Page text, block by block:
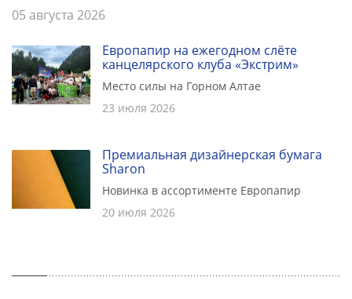
05 августа 2026
Европапир на ежегодном слёте
канцелярского клуба «Экстрим»
Место силы на Горном Алтае
23 июля 2026
Премиальная дизайнерская бумага
Sharon
Новинка в ассортименте Европапир
20 июля 2026